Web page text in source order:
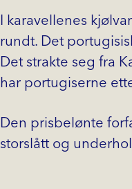
I karavellenes
rundt. Det
Det strakte seg fra
har portugiserne
Den prisbelønte
storslått og